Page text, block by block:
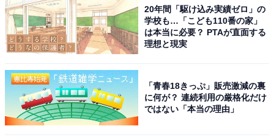
1位には「ジヒョ」さんがランクインしました。1997年
生まれの韓国人メンバーで、グループではリーダーを務
めています。約10年間に渡り練習生だった苦労人として
有名で、基礎をしっかりと学び高い実力を備え現在はメ
インボーカルを担当。
安定した歌唱力を持ち、ダンスナンバーからバラードま
で、場面に応じて卓越したテクニックを披露していま
20年間「駆け込み実績ゼロ」の
学校も…「こども110番の家」
は本当に必要？ PTAが直面する
理想と現実
「青春18きっぷ」販売激減の裏
に何が？ 連続利用の厳格化だけ
ではない「本当の理由」